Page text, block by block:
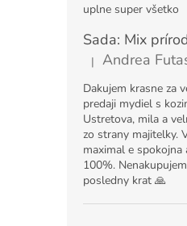
uplne super všetko
Hodnotenie
| Andrea
Dakujem krasne za
predaji mydiel s
Ustretova, mila a
zo strany majitelky.
maximal e spokojna
100%.
posledny krat 🙏